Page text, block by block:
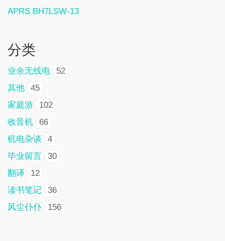
APRS BH7LSW-13
分类
业余无线电
52
其他
45
家庭游
102
收音机
66
机电杂谈
4
毕业留言
30
翻译
12
读书笔记
36
风尘仆仆
156